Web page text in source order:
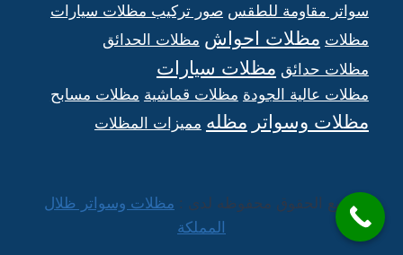
سواتر مقاومة للطقس صور تركيب مظلات سيارات
مظلات مظلات احواش مظلات الحدائق
مظلات حدائق مظلات سيارات
مظلات عالية الجودة مظلات قماشية مظلات مسابح
مظلات وسواتر مظله مميزات المظلات
جميع الحقوق محفوظه لدى : مظلات وسواتر ظلال
المملكة